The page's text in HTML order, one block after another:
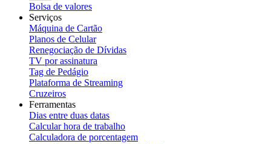
Bolsa de valores
Serviços
Máquina de Cartão
Planos de Celular
Renegociação de Dívidas
TV por assinatura
Tag de Pedágio
Plataforma de Streaming
Cruzeiros
Ferramentas
Dias entre duas datas
Calcular hora de trabalho
Calculadora de porcentagem